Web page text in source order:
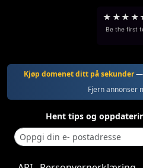
★ ★★ ★
Be the first
Kjøp domenet ditt på sekunder—
Fjern annonser
Hent tips og